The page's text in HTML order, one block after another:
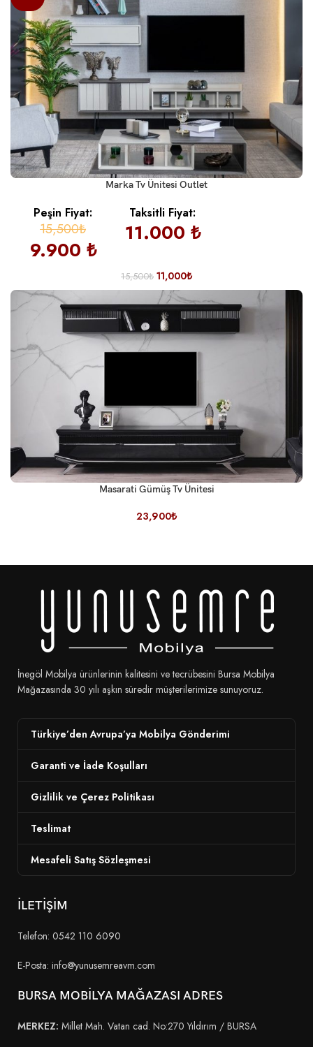
Marka Tv Ünitesi Outlet
Peşin Fiyat:
15,500₺
9.900 ₺
Taksitli Fiyat:
11.000 ₺
15,500₺ 11,000₺
Masarati Gümüş Tv Ünitesi
23,900₺
İnegöl Mobilya ürünlerinin kalitesini ve tecrübesini Bursa Mobilya
Mağazasında 30 yılı aşkın süredir müşterilerimize sunuyoruz.
Türkiye’den Avrupa’ya Mobilya Gönderimi
Garanti ve İade Koşulları
Gizlilik ve Çerez Politikası
Teslimat
Mesafeli Satış Sözleşmesi
İLETİŞİM
Telefon: 0542 110 6090
E-Posta: info@yunusemreavm.com
BURSA MOBİLYA MAĞAZASI ADRES
MERKEZ: Millet Mah. Vatan cad. No:270 Yıldırım / BURSA